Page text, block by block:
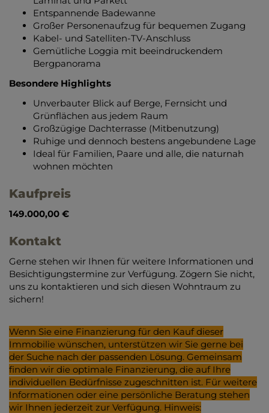
Entspannende Badewanne
Großer Personenaufzug für bequemen Zugang
Kabel- und Satelliten-TV-Anschluss
Gemütliche Loggia mit beeindruckendem
Bergpanorama
Besondere Highlights
Unverbauter Blick auf Berge, Fernsicht und
Grünflächen aus jedem Raum
Großzügige Dachterrasse (Mitbenutzung)
Ruhige und dennoch bestens angebundene Lage
Ideal für Familien, Paare und alle, die naturnah
wohnen möchten
Kaufpreis
149.000,00 €
Kontakt
Gerne stehen wir Ihnen für weitere Informationen und
Besichtigungstermine zur Verfügung. Zögern Sie nicht,
uns zu kontaktieren und sich diesen Wohntraum zu
sichern!
Wenn Sie eine Finanzierung für den Kauf dieser
Immobilie wünschen, unterstützen wir Sie gerne bei
der Suche nach der passenden Lösung. Gemeinsam
finden wir die optimale Finanzierung, die auf Ihre
individuellen Bedürfnisse zugeschnitten ist. Für weitere
Informationen oder eine persönliche Beratung stehen
wir Ihnen jederzeit zur Verfügung. Hinweis: